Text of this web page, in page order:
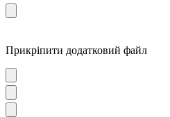
Прикріпити додатковий файл